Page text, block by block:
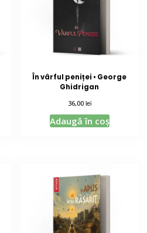
În vârful peniței • George
Ghidrigan
36,00 lei
Adaugă în coș